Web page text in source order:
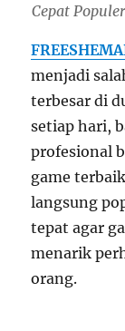
Cepat Populer
menjadi
terbesar di
setiap hari,
profesional
game
langsung
tepat agar
menarik
orang.